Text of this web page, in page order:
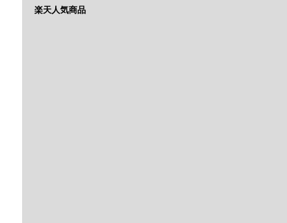
楽天人気商品